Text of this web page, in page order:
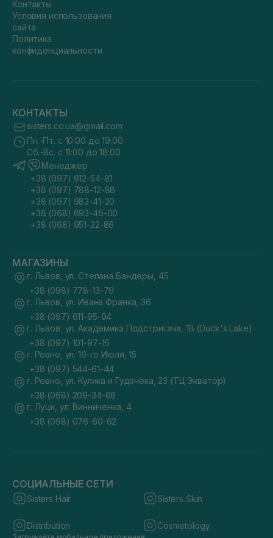
Контакты
Условия использования
сайта
Политика
конфиденциальности
КОНТАКТЫ
sisters.co.ua@gmail.com
Пн.-Пт. с 10:00 до 19:00
Сб.-Вс. с 11:00 до 18:00
Менеджер
+38 (097) 612-54-81
+38 (097) 788-12-88
+38 (097) 983-41-20
+38 (068) 693-46-00
+38 (068) 951-22-86
МАГАЗИНЫ
г. Львов, ул. Степана Бандеры, 45
+38 (098) 778-13-79
г. Львов, ул. Ивана Франка, 36
+38 (097) 611-95-94
г. Львов, ул. Академика Подстригача, 1В (Duck's Lake)
+38 (097) 101-97-16
г. Ровно, ул. 16-го Июля, 15
+38 (097) 544-61-44
г. Ровно, ул. Кулика и Гудачека, 23 (ТЦ Экватор)
+38 (068) 209-34-88
г. Луцк, ул. Винниченка, 4
+38 (098) 076-60-62
СОЦИАЛЬНЫЕ СЕТИ
Sisters Hair Sisters Skin
Distribution Cosmetology